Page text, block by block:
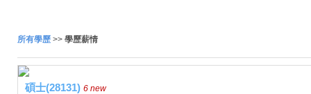
所有學歷 >> 學歷薪情
碩士(28131) 6 new